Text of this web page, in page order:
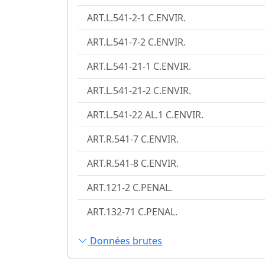
ART.L.541-2-1 C.ENVIR.
ART.L.541-7-2 C.ENVIR.
ART.L.541-21-1 C.ENVIR.
ART.L.541-21-2 C.ENVIR.
ART.L.541-22 AL.1 C.ENVIR.
ART.R.541-7 C.ENVIR.
ART.R.541-8 C.ENVIR.
ART.121-2 C.PENAL.
ART.132-71 C.PENAL.
Données brutes